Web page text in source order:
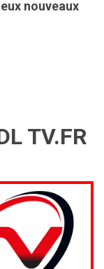
nouveaux
TV.FR